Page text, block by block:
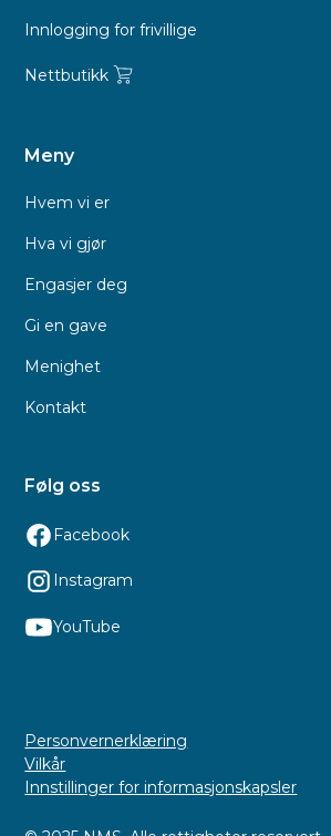
Innlogging for frivillige
Nettbutikk
Meny
Hvem vi er
Hva vi gjør
Engasjer deg
Gi en gave
Menighet
Kontakt
Følg oss
Facebook
Instagram
YouTube
Personvernerklæring
Vilkår
Innstillinger for informasjonskapsler